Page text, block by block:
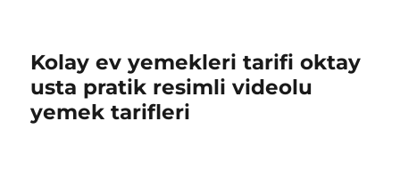
Kolay ev yemekleri tarifi oktay
usta pratik resimli videolu
yemek tarifleri